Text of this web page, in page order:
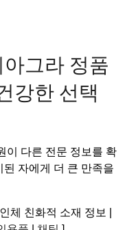
그라 정품
강한 선택
이 다른 전문 정보를 확
자에게 더 큰 만족을
체 친화적 소재 정보 |